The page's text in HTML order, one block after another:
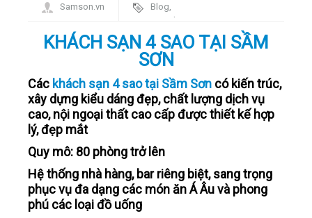
NHÀ NGHỈ SẦM SƠN
NHÀ HÀNG HẢI SẢN SẦM SƠN
LIÊN HỆ
Samson.vn Blog
Framework
KHÁCH SẠN 4 SAO TẠI SẦM
SƠN
Các khách sạn 4 sao tại Sầm Sơn có kiến trúc,
xây dựng kiểu dáng đẹp, chất lượng dịch vụ
cao, nội ngoại thất cao cấp được thiết kế hợp
lý, đẹp mắt
Quy mô: 80 phòng trở lên
Hệ thống nhà hàng, bar riêng biệt, sang trọng
phục vụ đa dạng các món ăn Á Âu và phong
phú các loại đồ uống